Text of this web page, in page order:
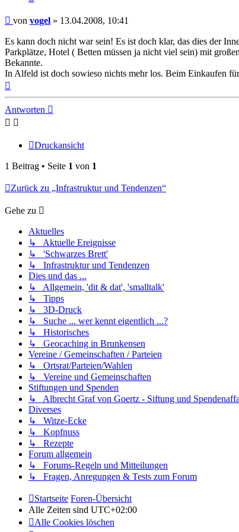
Beitrag
von vogel » 13.04.2008, 10:41
Es kann doch nicht war sein! Es ist doch klar, das dies der
Parkplätze, Hotel ( Betten müssen ja nicht viel sein) mit
Bekannte.
In Alfeld ist doch sowieso nichts mehr los. Beim Einkaufen
Antworten
Druckansicht
1 Beitrag • Seite 1 von 1
Zurück zu „Infrastruktur und Tendenzen“
Gehe zu
Aktuelles
↳ Aktuelle Ereignisse
↳ 'Schwarzes Brett'
↳ Infrastruktur und Tendenzen
Dies und das ...
↳ Allgemein, 'dit & dat', 'smalltalk'
↳ Tipps
↳ 3D-Druck
↳ Suche ... wer kennt eigentlich ...?
↳ Historisches
↳ Geocaching in Brunkensen
Vereine / Gemeinschaften / Parteien
↳ Ortsrat/Parteien/Wahlen
↳ Vereine und Gemeinschaften
Stiftungen und Spenden
↳ Albrecht Graf von Goertz - Siftung und
Diverses
↳ Witze-Ecke
↳ Kopfnuss
↳ Rezepte
Forum allgemein
↳ Forums-Regeln und Mitteilungen
↳ Fragen, Anregungen & Tests zum Forum
Startseite Foren-Übersicht
Alle Zeiten sind UTC+02:00
Alle Cookies löschen